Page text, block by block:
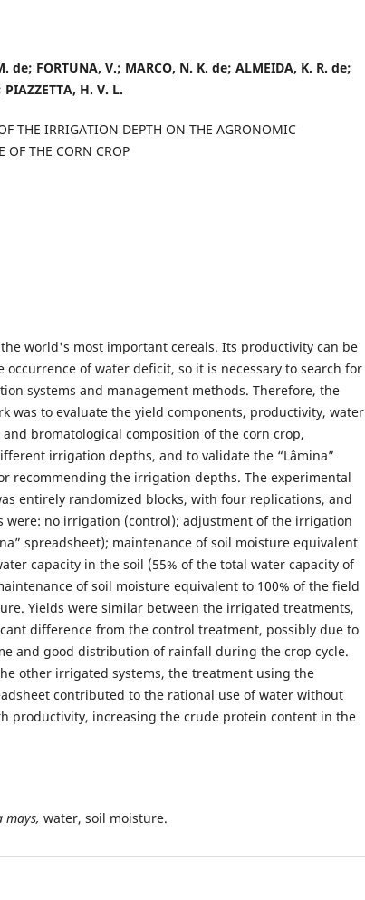
de; FORTUNA, V.; MARCO, N. K. de; ALMEIDA, K. R. de;
H. V. L.
THE IRRIGATION DEPTH ON THE AGRONOMIC
OF THE CORN CROP
world's most important cereals. Its productivity can be
occurrence of water deficit, so it is necessary to search for
systems and management methods. Therefore, the
was to evaluate the yield components, productivity, water
and bromatological composition of the corn crop,
irrigation depths, and to validate the “Lâmina”
recommending the irrigation depths. The experimental
entirely randomized blocks, with four replications, and
were: no irrigation (control); adjustment of the irrigation
spreadsheet); maintenance of soil moisture equivalent
capacity in the soil (55% of the total water capacity of
of soil moisture equivalent to 100% of the field
Yields were similar between the irrigated treatments,
difference from the control treatment, possibly due to
and good distribution of rainfall during the crop cycle.
other irrigated systems, the treatment using the
contributed to the rational use of water without
productivity, increasing the crude protein content in the
mays, water, soil moisture.